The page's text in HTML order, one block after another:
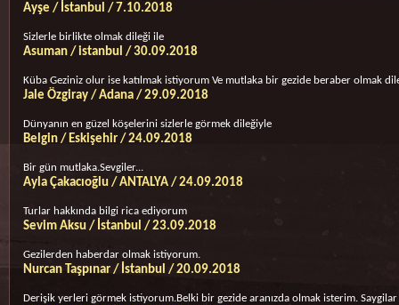
Ayşe / İstanbul / 7.10.2018
Sizlerle birlikte olmak dileği ile
Asuman / istanbul / 30.09.2018
Küba Geziniz olur ise katılmak istiyorum Ve mutlaka bir gezide beraber olmak
Jale Özgiray / Adana / 29.09.2018
Dünyanın en güzel köşelerini sizlerle görmek dileğiyle
Belgin / Eskişehir / 24.09.2018
Bir gün mutlaka.Sevgiler...
Ayla Çakacıoğlu / ANTALYA / 24.09.2018
Turlar hakkında bilgi rica ediyorum
Sevim Aksu / İstanbul / 23.09.2018
Gezilerden haberdar olmak istiyorum.
Nurcan Taşpınar / İstanbul / 20.09.2018
Derişik yerleri görmek istiyorum.Belki bir gezide aranızda olmak isterim. Saygilar